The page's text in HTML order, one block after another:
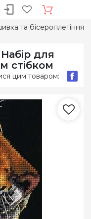
та бісероплетіння
для
стібком
цим товаром: